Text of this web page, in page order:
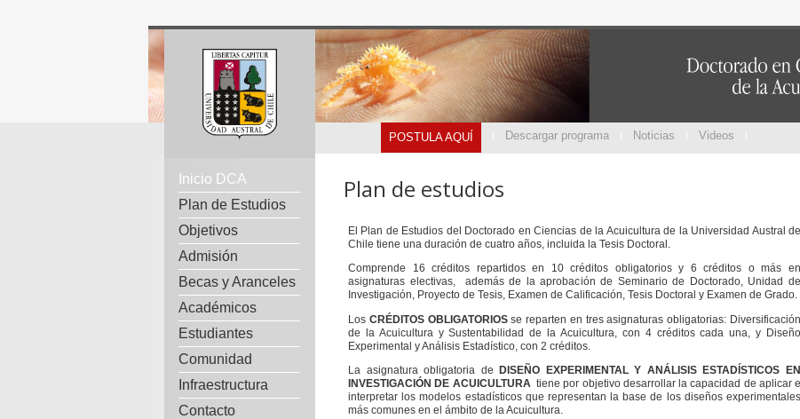
Inicio DCA
Plan de Estudios
Objetivos
Admisión
Becas y Aranceles
Académicos
Estudiantes
Comunidad
Infraestructura
Contacto
POSTULA AQUÍ Descargar programa Noticias Videos
Plan de estudios
El Plan de Estudios del Doctorado en Ciencias de la Acuicultura de la Universidad Austral de
Chile tiene una duración de cuatro años, incluida la Tesis Doctoral.
Comprende 16 créditos repartidos en 10 créditos obligatorios y 6 créditos o más en
asignaturas electivas, además de la aprobación de Seminario de Doctorado, Unidad de
Investigación, Proyecto de Tesis, Examen de Calificación, Tesis Doctoral y Examen de Grado.
Los CRÉDITOS OBLIGATORIOSse reparten en tres asignaturas obligatorias: Diversificación
de la Acuicultura y Sustentabilidad de la Acuicultura, con 4 créditos cada una, y Diseño
Experimental y Análisis Estadístico, con 2 créditos.
La asignatura obligatoria de
DISEÑO EXPERIMENTAL Y ANÁLISIS ESTADÍSTICOS EN
INVESTIGACIÓN DE ACUICULTURA tiene por objetivo desarrollar la capacidad de aplicar e
interpretar los modelos estadísticos que representan la base de los diseños experimentales
más comunes en el ámbito de la Acuicultura.